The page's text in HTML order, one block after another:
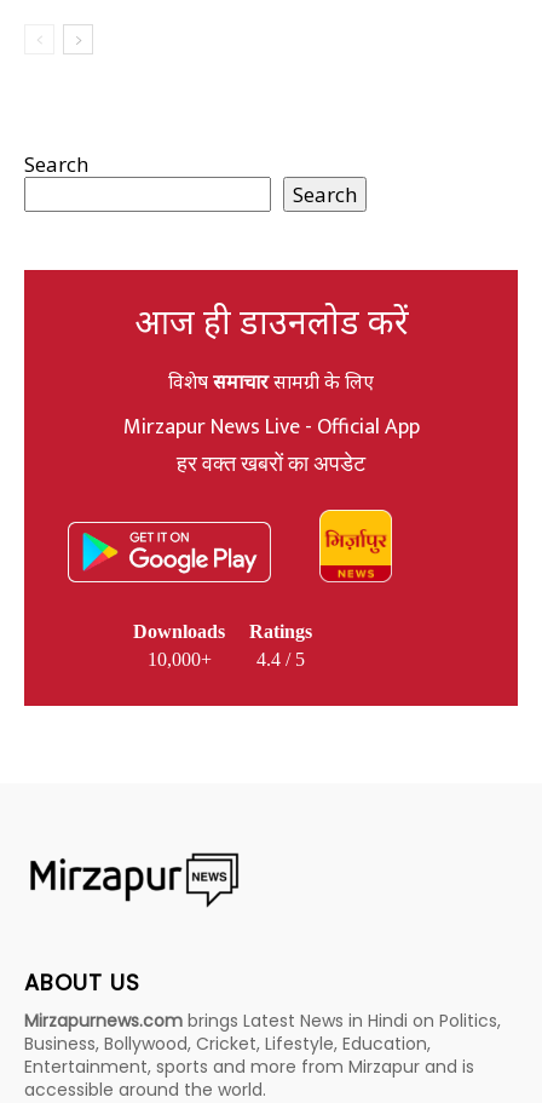
Search
Search
आज ही डाउनलोड करें
विशेषसमाचारसामग्री के लिए
Mirzapur News Live - Official App
हर वक्त खबरों का अपडेट
Downloads
10,000+
Ratings
4.4 / 5
ABOUT US
Mirzapurnews.com brings Latest News in Hindi on Politics,
Business, Bollywood, Cricket, Lifestyle, Education,
Entertainment, sports and more from Mirzapur and is
accessible around the world.